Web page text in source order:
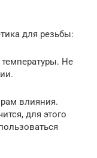
для резьбы:
Не
влияния.
для этого